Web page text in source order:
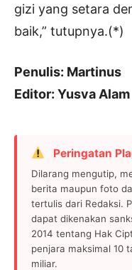
gizi yang setara
baik,” tutupnya.(*)
Penulis: Martinus
Editor: Yusva Alam
Peringatan
Dilarang mengutip,
berita maupun foto
tertulis dari Redaksi.
dapat dikenakan
2014 tentang Hak
penjara maksimal 10
miliar.